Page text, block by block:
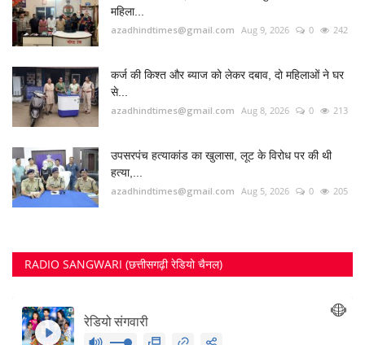
महिला...
azadhindtimes@gmail.com Aug 9, 2026 0 242
कर्ज की किश्त और ब्याज को लेकर दबाव, दो महिलाओं ने घर
से...
azadhindtimes@gmail.com Aug 8, 2026 0 213
उपसरपंच हत्याकांड का खुलासा, लूट के विरोध पर की थी
हत्या,...
azadhindtimes@gmail.com Aug 5, 2026 0 205
RADIO SANGWARI (छत्तीसगढ़ी रेडियो चैनल)